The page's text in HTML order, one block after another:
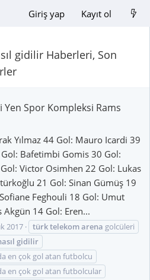
Giriş yap Kayıt ol
gidilir Haberleri, Son
Yen Spor Kompleksi Rams
Yılmaz 44 Gol: Mauro Icardi 39
Bafetimbi Gomis 30 Gol:
Victor Osimhen 22 Gol: Lukas
21 Gol: Sinan Gümüş 19
Feghouli 18 Gol: Umut
14 Gol: Eren...
2017 türktelekomarena golcüleri
gidilir
en çok gol atan futbolcu
en çok gol atan futbolcular